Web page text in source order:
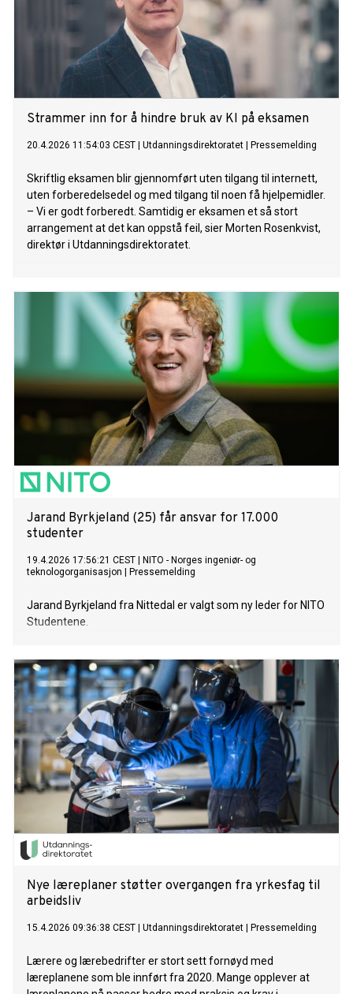
Strammer inn for å hindre bruk av KI på eksamen
20.4.2026 11:54:03 CEST Utdanningsdirektoratet Pressemelding
Skriftlig eksamen blir gjennomført uten tilgang til internett,
uten forberedelsedel og med tilgang til noen få hjelpemidler.
– Vi er godt forberedt. Samtidig er eksamen et så stort
arrangement at det kan oppstå feil, sier Morten Rosenkvist,
direktør i Utdanningsdirektoratet.
Jarand Byrkjeland (25) får ansvar for 17.000
studenter
19.4.2026 17:56:21 CEST
NITO - Norges ingeniør- og
teknologorganisasjon
Pressemelding
Jarand Byrkjeland fra Nittedal er valgt som ny leder for NITO
Studentene.
Nye læreplaner støtter overgangen fra yrkesfag til
arbeidsliv
15.4.2026 09:36:38 CEST Utdanningsdirektoratet Pressemelding
Lærere og lærebedrifter er stort sett fornøyd med
læreplanene som ble innført fra 2020. Mange opplever at